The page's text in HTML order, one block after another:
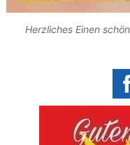
Herzliches Einen